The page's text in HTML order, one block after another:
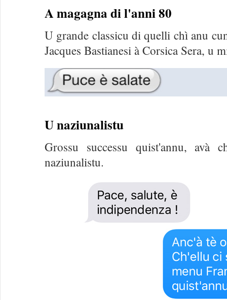
A magagna di l'anni 80
U grande classicu di quelli chì anu
Jacques Bastianesi à Corsica Sera, u
U naziunalistu
Grossu successu quist'annu,
naziunalistu.